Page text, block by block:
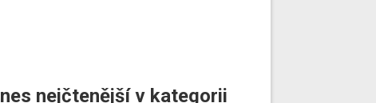
nejčtenější v kategorii